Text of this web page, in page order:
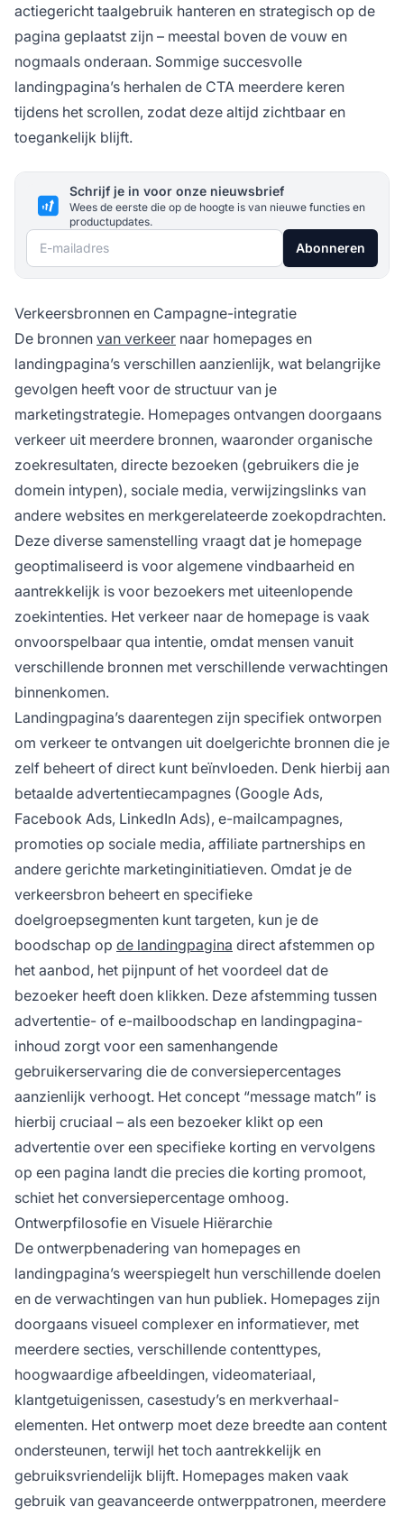
actiegericht taalgebruik hanteren en strategisch op de
pagina geplaatst zijn – meestal boven de vouw en
nogmaals onderaan. Sommige succesvolle
landingpagina’s herhalen de CTA meerdere keren
tijdens het scrollen, zodat deze altijd zichtbaar en
toegankelijk blijft.
Schrijf je in voor onze nieuwsbrief
Wees de eerste die op de hoogte is van nieuwe functies en
productupdates.
E-mailadres Abonneren
Verkeersbronnen en Campagne-integratie
De bronnen van verkeer naar homepages en
landingpagina’s verschillen aanzienlijk, wat belangrijke
gevolgen heeft voor de structuur van je
marketingstrategie. Homepages ontvangen doorgaans
verkeer uit meerdere bronnen, waaronder organische
zoekresultaten, directe bezoeken (gebruikers die je
domein intypen), sociale media, verwijzingslinks van
andere websites en merkgerelateerde zoekopdrachten.
Deze diverse samenstelling vraagt dat je homepage
geoptimaliseerd is voor algemene vindbaarheid en
aantrekkelijk is voor bezoekers met uiteenlopende
zoekintenties. Het verkeer naar de homepage is vaak
onvoorspelbaar qua intentie, omdat mensen vanuit
verschillende bronnen met verschillende verwachtingen
binnenkomen.
Landingpagina’s daarentegen zijn specifiek ontworpen
om verkeer te ontvangen uit doelgerichte bronnen die je
zelf beheert of direct kunt beïnvloeden. Denk hierbij aan
betaalde advertentiecampagnes (Google Ads,
Facebook Ads, LinkedIn Ads), e-mailcampagnes,
promoties op sociale media, affiliate partnerships en
andere gerichte marketinginitiatieven. Omdat je de
verkeersbron beheert en specifieke
doelgroepsegmenten kunt targeten, kun je de
boodschap op de landingpagina direct afstemmen op
het aanbod, het pijnpunt of het voordeel dat de
bezoeker heeft doen klikken. Deze afstemming tussen
advertentie- of e-mailboodschap en landingpagina-
inhoud zorgt voor een samenhangende
gebruikerservaring die de conversiepercentages
aanzienlijk verhoogt. Het concept “message match” is
hierbij cruciaal – als een bezoeker klikt op een
advertentie over een specifieke korting en vervolgens
op een pagina landt die precies die korting promoot,
schiet het conversiepercentage omhoog.
Ontwerpfilosofie en Visuele Hiërarchie
De ontwerpbenadering van homepages en
landingpagina’s weerspiegelt hun verschillende doelen
en de verwachtingen van hun publiek. Homepages zijn
doorgaans visueel complexer en informatiever, met
meerdere secties, verschillende contenttypes,
hoogwaardige afbeeldingen, videomateriaal,
klantgetuigenissen, casestudy’s en merkverhaal-
elementen. Het ontwerp moet deze breedte aan content
ondersteunen, terwijl het toch aantrekkelijk en
gebruiksvriendelijk blijft. Homepages maken vaak
gebruik van geavanceerde ontwerppatronen, meerdere